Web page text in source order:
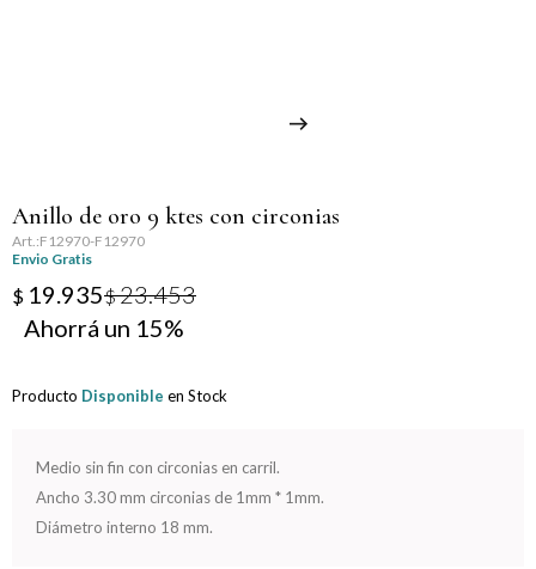
Anillo de oro 9 ktes con circonias
F12970-F12970
Envio Gratis
$ 19.935$23.453
15
Producto Disponible en Stock
Medio sin fin con circonias en carril.
Ancho 3.30 mm circonias de 1mm * 1mm.
Diámetro interno 18 mm.
Día del Amigo
Día del Maestro
Día del Padre
Graduación
Nacimiento
San Valentín